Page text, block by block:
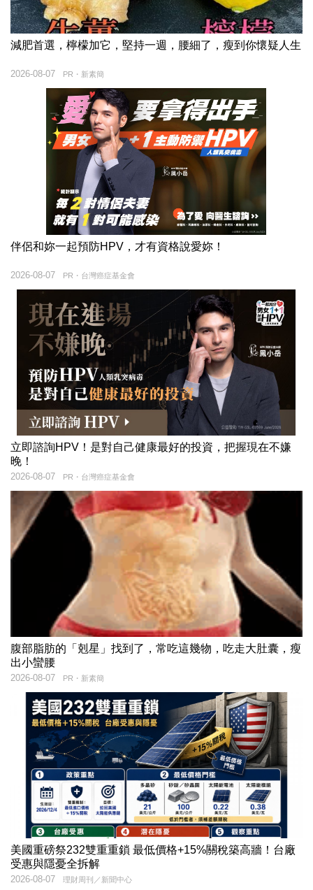
減肥首選，檸檬加它，堅持一週，腰細了，瘦到你懷疑人生
PR・新素簡
2026-08-07
伴侶和妳一起預防HPV，才有資格說愛妳！
PR・台灣癌症基金會
2026-08-07
立即諮詢HPV！是對自己健康最好的投資，把握現在不嫌
晚！
PR・台灣癌症基金會
2026-08-07
腹部脂肪的「剋星」找到了，常吃這幾物，吃走大肚囊，瘦
出小蠻腰
PR・新素簡
2026-08-07
美國重磅祭232雙重重鎖 最低價格+15%關稅築高牆！台廠
受惠與隱憂全拆解
理財周刊／新聞中心
2026-08-07